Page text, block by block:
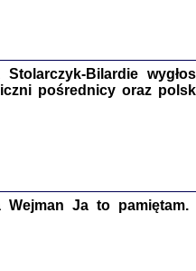
Aleksandra Bańkowska
2022
Bilardie
pośrednicy oraz
Ja to pamiętam.